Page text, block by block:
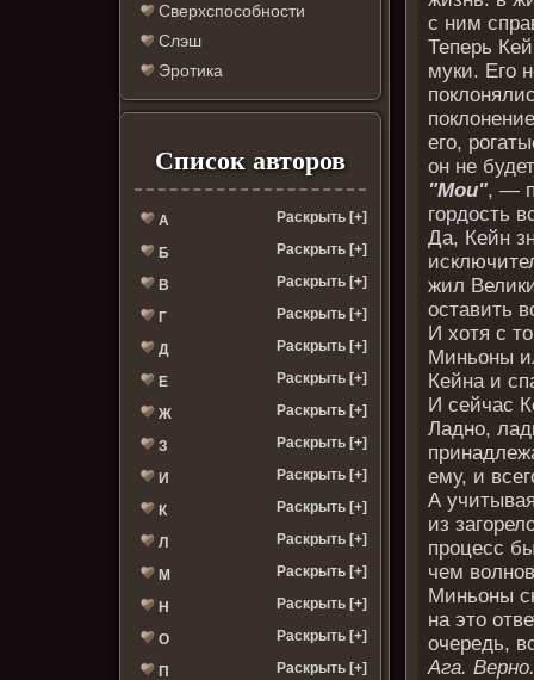
Сверхспособности
Слэш
Эротика
Список авторов
А Раскрыть [+]
Б Раскрыть [+]
В Раскрыть [+]
Г Раскрыть [+]
Д Раскрыть [+]
Е Раскрыть [+]
Ж Раскрыть [+]
З Раскрыть [+]
И Раскрыть [+]
К Раскрыть [+]
Л Раскрыть [+]
М Раскрыть [+]
Н Раскрыть [+]
О Раскрыть [+]
П Раскрыть [+]
с ним
Теперь
муки. Его
его,
он не
"Мои", —
гордость
Да, Кейн
жил
оставить
И хотя с
Миньоны
Кейна и
И сейчас
Ладно,
ему, и
А
из
процесс
чем
Миньоны
на это
очередь,
Ага.